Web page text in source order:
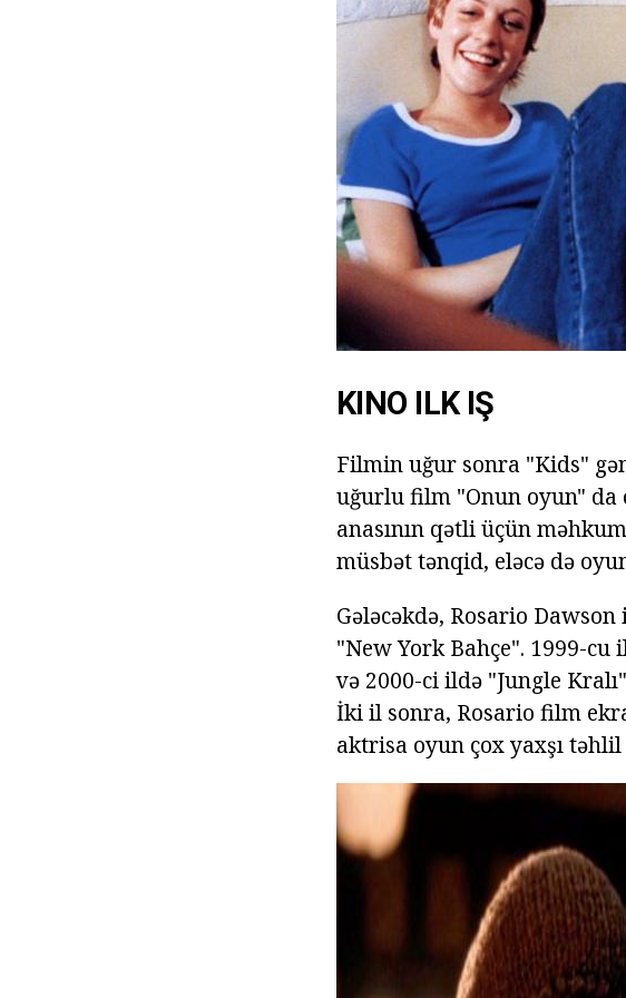
KINO ILK IŞ
Filmin uğur sonra "Kids"
uğurlu film "Onun oyun" da
anasının qətli üçün
müsbət tənqid, eləcə də
Gələcəkdə, Rosario
"New York Bahçe". 1999-
və 2000-ci ildə "Jungle
İki il sonra, Rosario film
aktrisa oyun çox yaxşı